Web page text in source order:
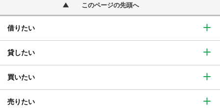
このページの先頭へ
借りたい
貸したい
買いたい
売りたい